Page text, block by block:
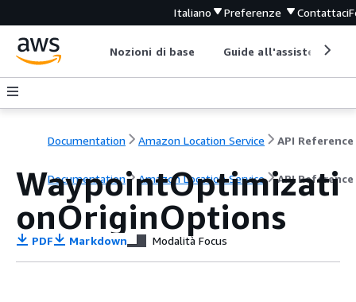
Italiano Preferenze Contattaci
Nozioni di base Guide all'assistenza
Documentation Amazon Location Service API Reference
Documentation Amazon Location Service API Reference
WaypointOptimizati
onOriginOptions
PDF Markdown Modalità Focus